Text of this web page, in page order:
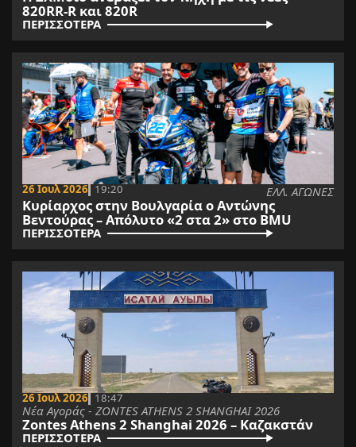
820RR-R και 820R
ΠΕΡΙΣΣΟΤΕΡΑ
26 Ιουλ 2026 19:20 ΕΛΛ. ΑΓΩΝΕΣ
Κυρίαρχος στην Βουλγαρία ο Αντώνης
Βεντούρας – Απόλυτο «2 στα 2» στο BMU
ΠΕΡΙΣΣΟΤΕΡΑ
26 Ιουλ 2026 18:47
Νέα Αγοράς - ZONTES ATHENS 2 SHANGHAI 2026
Zontes Athens 2 Shanghai 2026 – Καζακστάν
ΠΕΡΙΣΣΟΤΕΡΑ